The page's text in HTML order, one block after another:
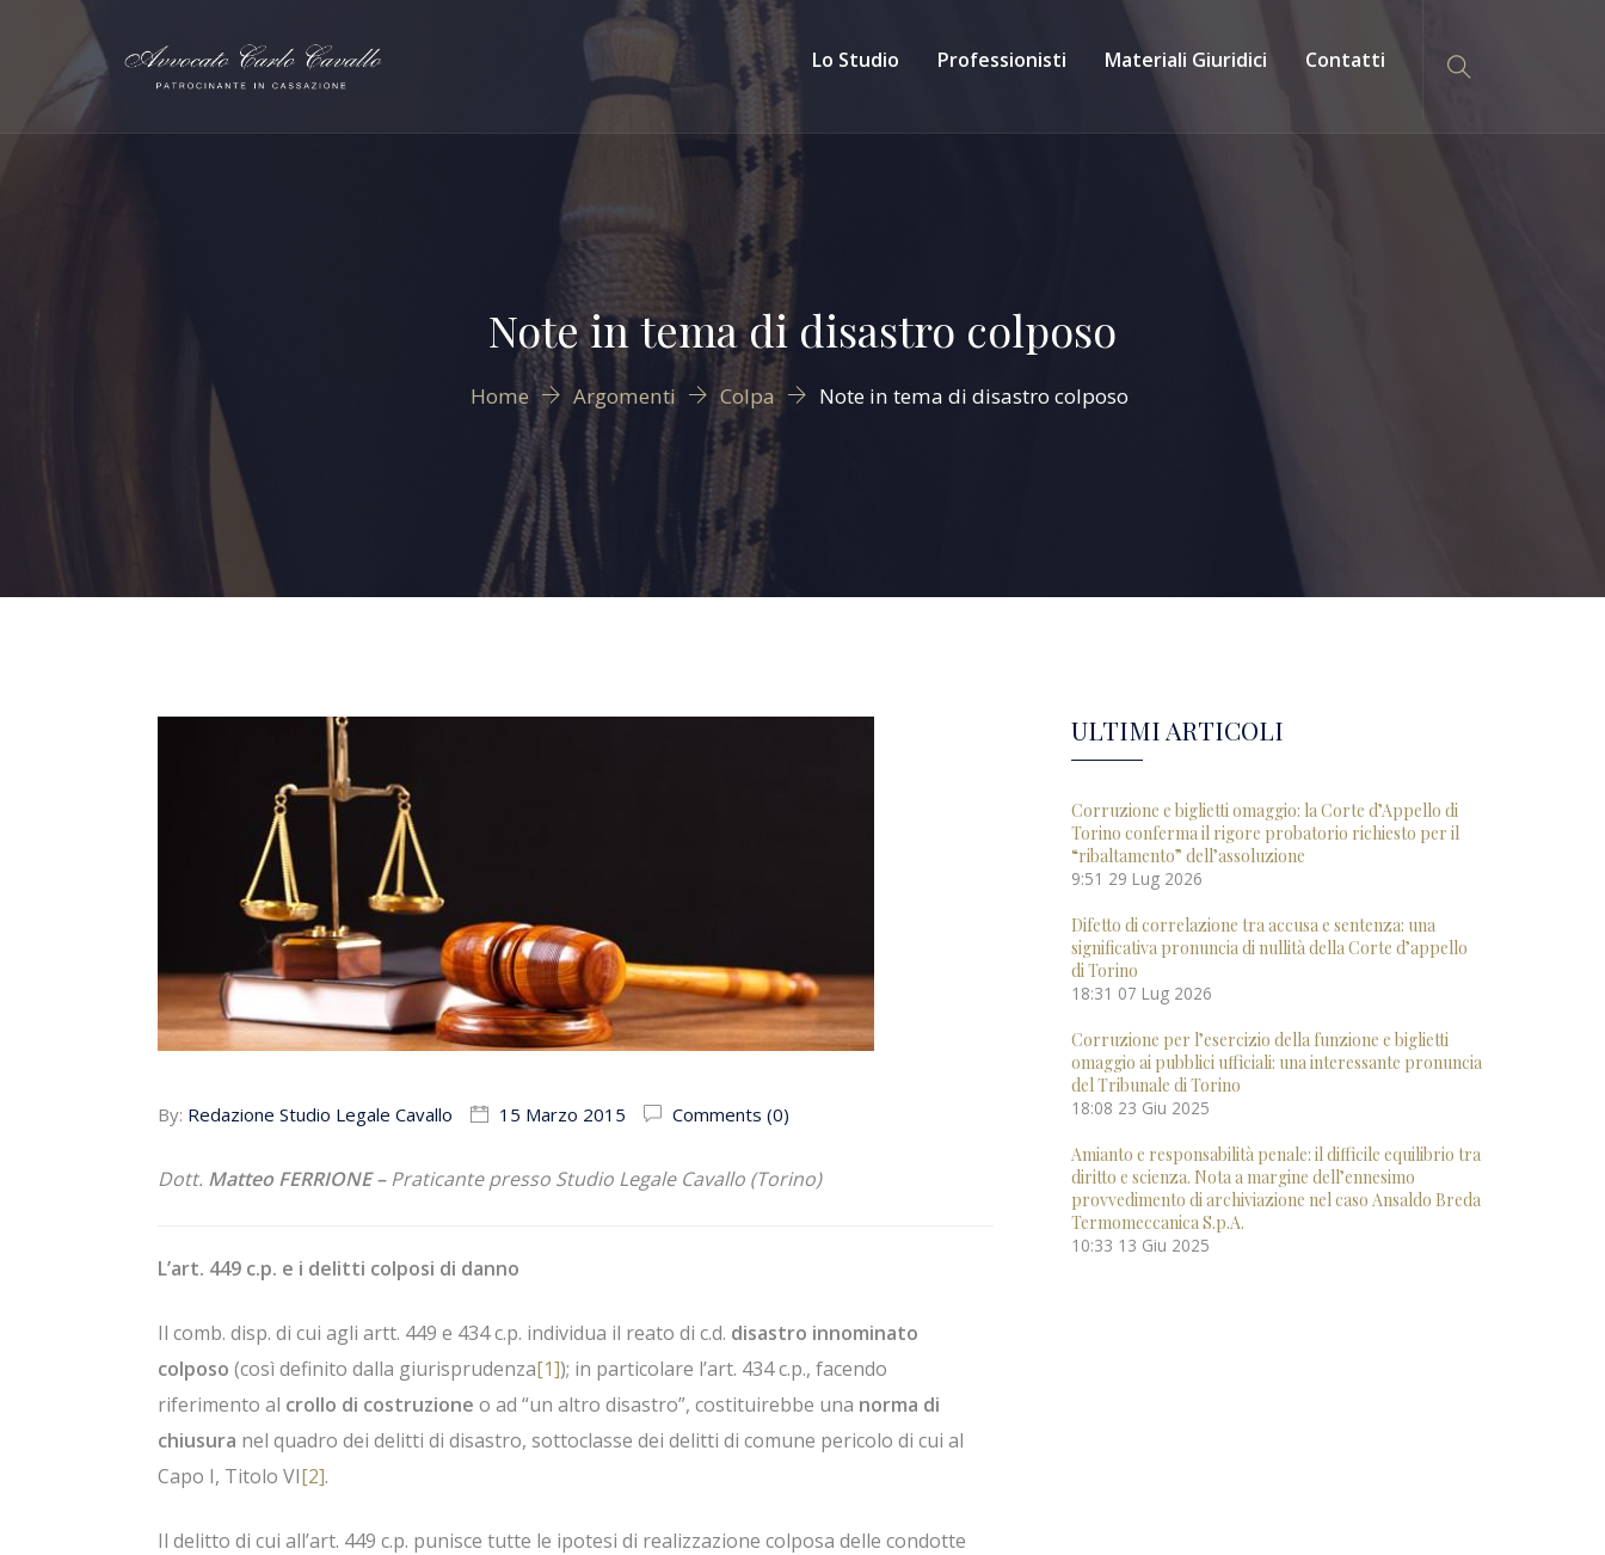
Lo Studio Professionisti Materiali Giuridici Contatti
Note in tema di disastro colposo
Home Argomenti Colpa Note in tema di disastro colposo
By: Redazione Studio Legale Cavallo 15 Marzo 2015 Comments (0)
Dott. Matteo FERRIONE –Praticante presso Studio Legale Cavallo (Torino)
L’art. 449 c.p. e i delitti colposi di danno
Il comb. disp. di cui agli artt. 449 e 434 c.p. individua il reato di c.d. disastro innominato
colposo (così definito dalla giurisprudenza[1]); in particolare l’art. 434 c.p., facendo
riferimento al crollo di costruzione o ad “un altro disastro”, costituirebbe una norma di
chiusura nel quadro dei delitti di disastro, sottoclasse dei delitti di comune pericolo di cui al
Capo I, Titolo VI[2].
Il delitto di cui all’art. 449 c.p. punisce tutte le ipotesi di realizzazione colposa delle condotte
ULTIMI ARTICOLI
Corruzione e biglietti omaggio: la Corte d’Appello di
Torino conferma il rigore probatorio richiesto per il
“ribaltamento” dell’assoluzione
9:51 29 Lug 2026
Difetto di correlazione tra accusa e sentenza: una
significativa pronuncia di nullità della Corte d’appello
di Torino
18:31 07 Lug 2026
Corruzione per l’esercizio della funzione e biglietti
omaggio ai pubblici ufficiali: una interessante pronuncia
del Tribunale di Torino
18:08 23 Giu 2025
Amianto e responsabilità penale: il difficile equilibrio tra
diritto e scienza. Nota a margine dell’ennesimo
provvedimento di archiviazione nel caso Ansaldo Breda
Termomeccanica S.p.A.
10:33 13 Giu 2025